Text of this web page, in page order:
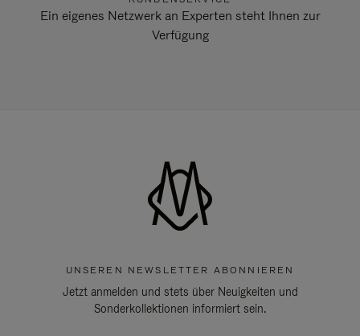
Ein eigenes Netzwerk an Experten steht Ihnen zur
Verfügung
UNSEREN NEWSLETTER ABONNIEREN
Jetzt anmelden und stets über Neuigkeiten und
Sonderkollektionen informiert sein.